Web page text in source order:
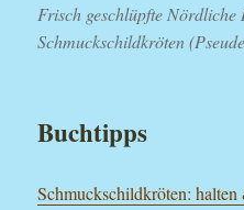
Frisch geschlüpfte Nördliche
Schmuckschildkröten
Buchtipps
Schmuckschildkröten: